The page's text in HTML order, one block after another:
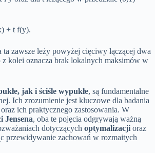
+ t f(y).
ta zawsze leży powyżej cięciwy łączącej dwa
kolei oznacza brak lokalnych maksimów w
jak i ściśle wypukłe, są fundamentalne
Ich zrozumienie jest kluczowe dla badania
ich praktycznego zastosowania. W
Jensena, oba te pojęcia odgrywają ważną
dotyczących optymalizacji oraz
przewidywanie zachowań w rozmaitych